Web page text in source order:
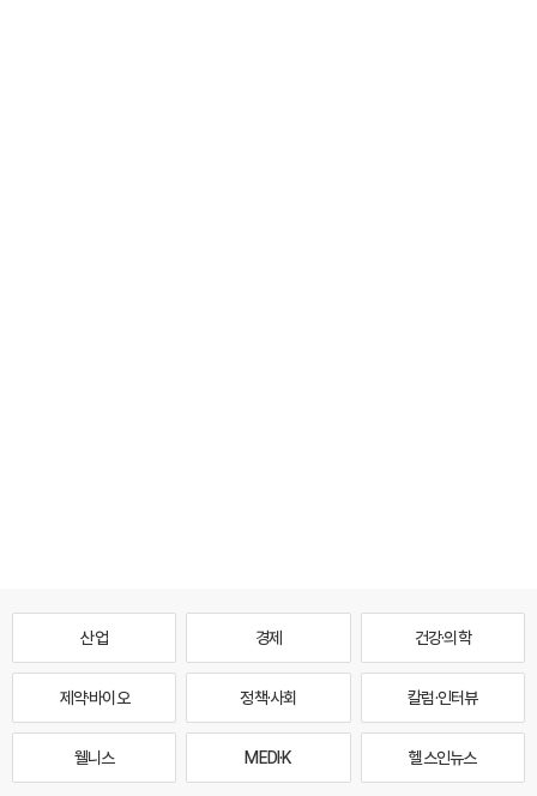
산업 경제 건강·의학
제약·바이오 정책·사회 칼럼·인터뷰
웰니스 MEDI·K 헬스인뉴스